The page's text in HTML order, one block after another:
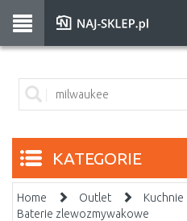
KATEGORIE
Home Outlet
Kuchnie
Baterie zlewozmywakowe